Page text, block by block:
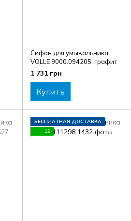
Сифон для умывальника
VOLLE 9000.094205, графит
1 731 грн
Купить
БЕСПЛАТНАЯ ДОСТАВКА
12